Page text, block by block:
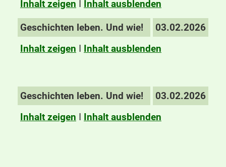
Inhalt zeigen I Inhalt ausblenden
Geschichten leben. Und wie!
03.02.2026
Inhalt zeigen I Inhalt ausblenden
Geschichten leben. Und wie!
03.02.2026
Inhalt zeigen I Inhalt ausblenden